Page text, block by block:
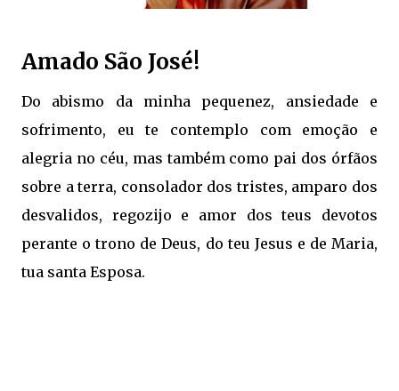
Amado São José!
Do abismo da minha pequenez, ansiedade e
sofrimento, eu te contemplo com emoção e
alegria no céu, mas também como pai dos órfãos
sobre a terra, consolador dos tristes, amparo dos
desvalidos, regozijo e amor dos teus devotos
perante o trono de Deus, do teu Jesus e de Maria,
tua santa Esposa.